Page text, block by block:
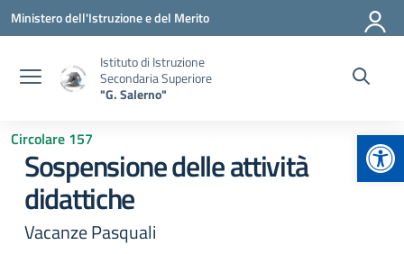
Vai ai contenuti
Vai al menu di navigazione
Vai al footer
Ministero dell'Istruzione e del Merito
Istituto di Istruzione
Secondaria Superiore
"G. Salerno"
Circolare 157
Sospensione delle attività
didattiche
Vacanze Pasquali